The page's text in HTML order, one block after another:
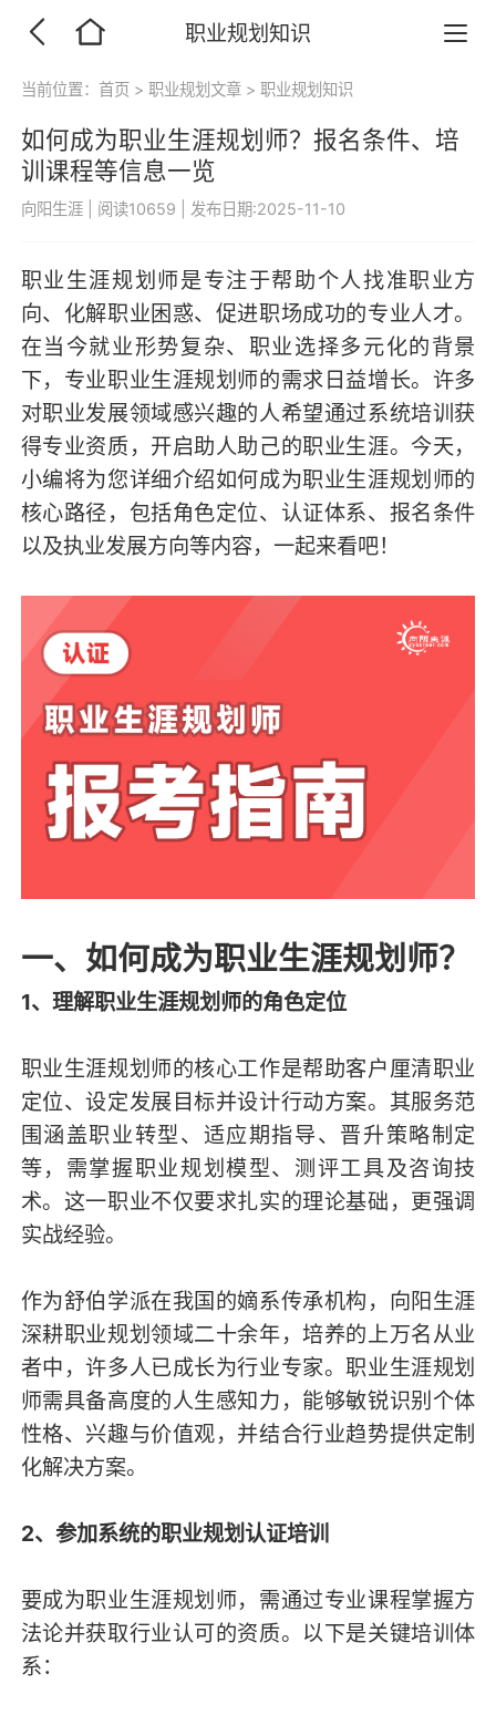
职业规划知识
当前位置：首页 > 职业规划文章 > 职业规划知识
如何成为职业生涯规划师？报名条件、培
训课程等信息一览
向阳生涯 阅读10659 发布日期:2025-11-10
职业生涯规划师是专注于帮助个人找准职业方
向、化解职业困惑、促进职场成功的专业人才。
在当今就业形势复杂、职业选择多元化的背景
下，专业职业生涯规划师的需求日益增长。许多
对职业发展领域感兴趣的人希望通过系统培训获
得专业资质，开启助人助己的职业生涯。今天，
小编将为您详细介绍如何成为职业生涯规划师的
核心路径，包括角色定位、认证体系、报名条件
以及执业发展方向等内容，一起来看吧！
一、如何成为职业生涯规划师？
1、理解职业生涯规划师的角色定位
职业生涯规划师的核心工作是帮助客户厘清职业
定位、设定发展目标并设计行动方案。其服务范
围涵盖职业转型、适应期指导、晋升策略制定
等，需掌握职业规划模型、测评工具及咨询技
术。这一职业不仅要求扎实的理论基础，更强调
实战经验。
作为舒伯学派在我国的嫡系传承机构，向阳生涯
深耕职业规划领域二十余年，培养的上万名从业
者中，许多人已成长为行业专家。职业生涯规划
师需具备高度的人生感知力，能够敏锐识别个体
性格、兴趣与价值观，并结合行业趋势提供定制
化解决方案。
2、参加系统的职业规划认证培训
要成为职业生涯规划师，需通过专业课程掌握方
法论并获取行业认可的资质。以下是关键培训体
系：